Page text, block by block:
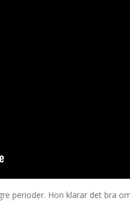
perioder. Hon klarar det bra